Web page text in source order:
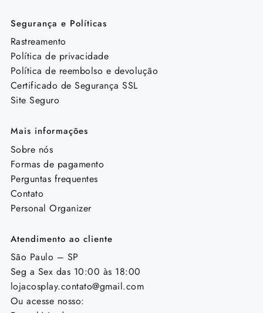
Segurança e Políticas
Rastreamento
Política de privacidade
Política de reembolso e devolução
Certificado de Segurança SSL
Site Seguro
Mais informações
Sobre nós
Formas de pagamento
Perguntas frequentes
Contato
Personal Organizer
Atendimento ao cliente
São Paulo – SP
Seg a Sex das 10:00 às 18:00
lojacosplay.contato@gmail.com
Ou acesse nosso: